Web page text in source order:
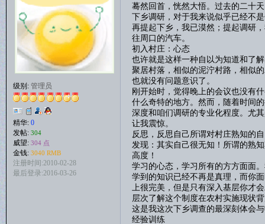
级别: 管理员
精华: 0
发帖: 304
威望: 304 点
金钱: 3040 RMB
注册时间:2010-02-28
最后登录:2016-03-26
蓦然回首，恍然大悟。过去的二十
下乡调研，对于我来说似乎已经不
再提起下乡，我已漠然；提起调研
往周口的汽车。
初入村庄：心态
也许就是这样一种自以为知道和了
聚居村落，相似的泥泞村路，相似
也就没有问题意识了。
刚开始时，觉得晚上的会议也没有
什么奇特的地方。然而，随着时间
深度和咱们调研的专业化程度。尤
让我震惊。
反思，反思自己所谓对村庄熟知的
发现：其实自己很无知！所谓的熟
高度！
学习的心态，学习所有的方方面面
学到的知识已经不再是真理，而你
上很完美，但是只有深入基层你才
层次了解这个制度在农村实施现状
这是我这次下乡调查的最深刻体会
经验训练